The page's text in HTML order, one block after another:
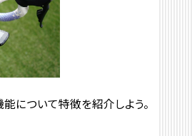
について特徴を紹介しよう。